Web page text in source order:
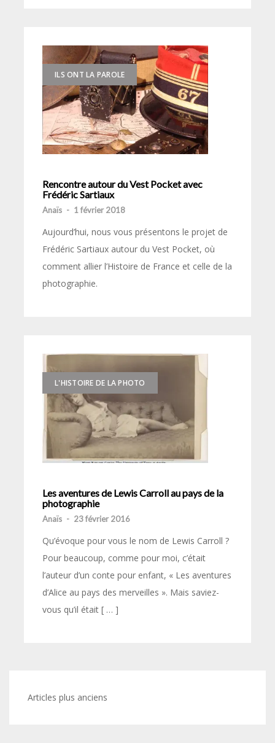
ILS ONT LA PAROLE
Rencontre autour du Vest Pocket avec
Frédéric Sartiaux
Anaïs - 1 février 2018
Aujourd’hui, nous vous présentons le projet de
Frédéric Sartiaux autour du Vest Pocket, où
comment allier l’Histoire de France et celle de la
photographie.
L'HISTOIRE DE LA PHOTO
Les aventures de Lewis Carroll au pays de la
photographie
Anaïs - 23 février 2016
Qu’évoque pour vous le nom de Lewis Carroll ?
Pour beaucoup, comme pour moi, c’était
l’auteur d’un conte pour enfant, « Les aventures
d’Alice au pays des merveilles ». Mais saviez-
vous qu’il était [ … ]
Navigation
Articles plus anciens